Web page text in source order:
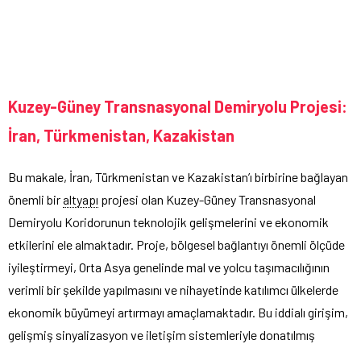
Kuzey-Güney Transnasyonal Demiryolu Projesi:
İran, Türkmenistan, Kazakistan
Bu makale, İran, Türkmenistan ve Kazakistan’ı birbirine bağlayan
önemli biraltyapı projesi olan Kuzey-Güney Transnasyonal
Demiryolu Koridorunun teknolojik gelişmelerini ve ekonomik
etkilerini ele almaktadır. Proje, bölgesel bağlantıyı önemli ölçüde
iyileştirmeyi, Orta Asya genelinde mal ve yolcu taşımacılığının
verimli bir şekilde yapılmasını ve nihayetinde katılımcı ülkelerde
ekonomik büyümeyi artırmayı amaçlamaktadır. Bu iddialı girişim,
gelişmiş sinyalizasyon ve iletişim sistemleriyle donatılmış